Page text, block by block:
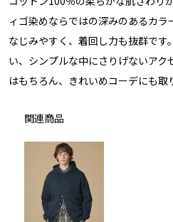
ィゴ染めならではの深みのあるカラ
なじみやすく、着回し力も抜群です
い、シンプルな中にさりげないアク
はもちろん、きれいめコーデにも取
関連商品